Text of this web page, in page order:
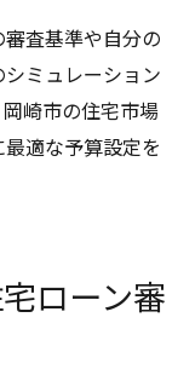
査基準や自分の
ミュレーション
崎市の住宅市場
適な予算設定を
ローン審